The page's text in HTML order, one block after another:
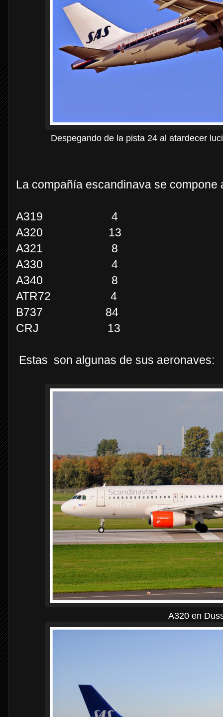
Despegando de la pista 24 al atardecer
La compañía escandinava se compone
A319 4
A320 13
A321 8
A330 4
A340 8
ATR72 4
B737 84
CRJ 13
Estas son algunas de sus aeronaves:
A320 en